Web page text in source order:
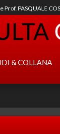
Prof. PASQUALE
& COLLANA